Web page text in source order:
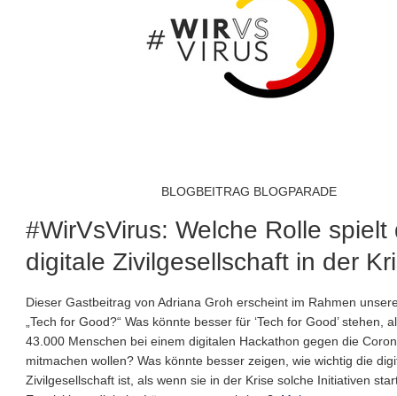
BLOGBEITRAG BLOGPARADE
#WirVsVirus: Welche Rolle spielt
digitale Zivilgesellschaft in der
Dieser Gastbeitrag von Adriana Groh erscheint im Rahmen
„Tech for Good?“ Was könnte besser für ‘Tech for Good’ stehen,
43.000 Menschen bei einem digitalen Hackathon gegen die
mitmachen wollen? Was könnte besser zeigen, wie wichtig die
Zivilgesellschaft ist, als wenn sie in der Krise solche Initiativen